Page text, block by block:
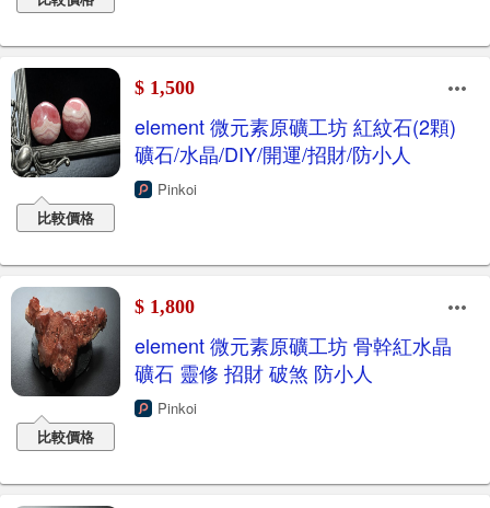
比較價格
$ 1,500
element 微元素原礦工坊 紅紋石(2顆)
礦石/水晶/DIY/開運/招財/防小人
Pinkoi
比較價格
$ 1,800
element 微元素原礦工坊 骨幹紅水晶
礦石 靈修 招財 破煞 防小人
Pinkoi